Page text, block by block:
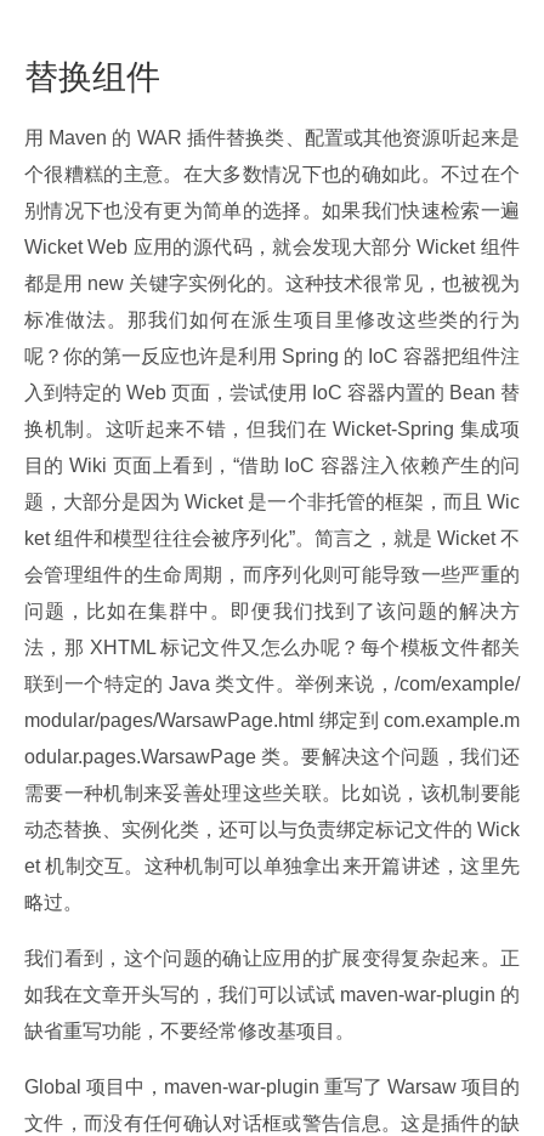
替换组件
用 Maven 的 WAR 插件替换类、配置或其他资源听起来是
个很糟糕的主意。在大多数情况下也的确如此。不过在个
别情况下也没有更为简单的选择。如果我们快速检索一遍
Wicket Web 应用的源代码，就会发现大部分 Wicket 组件
都是用 new 关键字实例化的。这种技术很常见，也被视为
标准做法。那我们如何在派生项目里修改这些类的行为
呢？你的第一反应也许是利用 Spring 的 IoC 容器把组件注
入到特定的 Web 页面，尝试使用 IoC 容器内置的 Bean 替
换机制。这听起来不错，但我们在 Wicket-Spring 集成项
目的 Wiki 页面上看到，“借助 IoC 容器注入依赖产生的问
题，大部分是因为 Wicket 是一个非托管的框架，而且 Wic
ket 组件和模型往往会被序列化”。简言之，就是 Wicket 不
会管理组件的生命周期，而序列化则可能导致一些严重的
问题，比如在集群中。即便我们找到了该问题的解决方
法，那 XHTML 标记文件又怎么办呢？每个模板文件都关
联到一个特定的 Java 类文件。举例来说，/com/example/
modular/pages/WarsawPage.html 绑定到 com.example.m
odular.pages.WarsawPage 类。要解决这个问题，我们还
需要一种机制来妥善处理这些关联。比如说，该机制要能
动态替换、实例化类，还可以与负责绑定标记文件的 Wick
et 机制交互。这种机制可以单独拿出来开篇讲述，这里先
略过。
我们看到，这个问题的确让应用的扩展变得复杂起来。正
如我在文章开头写的，我们可以试试 maven-war-plugin 的
缺省重写功能，不要经常修改基项目。
Global 项目中，maven-war-plugin 重写了 Warsaw 项目的
文件，而没有任何确认对话框或警告信息。这是插件的缺